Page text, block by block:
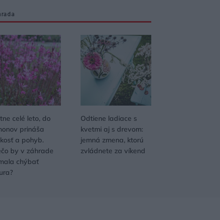
celé leto, do
prináša
a pohyb.
by v záhrade
chýbať
Odtiene ladiace s
kvetmi aj s drevom:
jemná zmena, ktorú
zvládnete za víkend